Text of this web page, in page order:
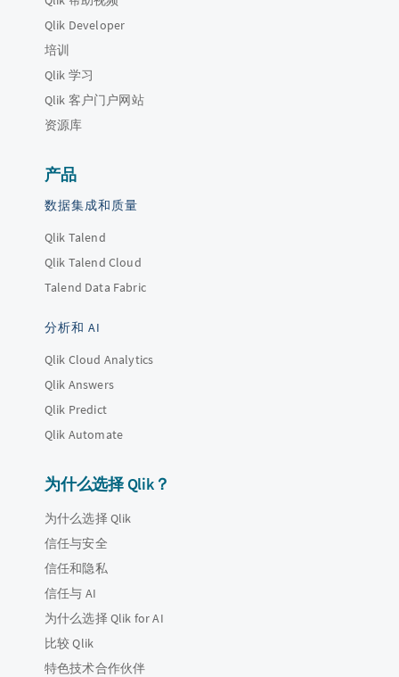
Qlik Developer
培训
Qlik 学习
Qlik 客户门户网站
资源库
产品
数据集成和质量
Qlik Talend
Qlik Talend Cloud
Talend Data Fabric
分析和 AI
Qlik Cloud Analytics
Qlik Answers
Qlik Predict
Qlik Automate
为什么选择 Qlik？
为什么选择 Qlik
信任与安全
信任和隐私
信任与 AI
为什么选择 Qlik for AI
比较 Qlik
特色技术合作伙伴